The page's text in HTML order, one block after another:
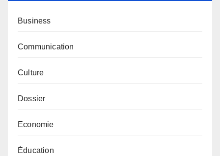
Business
Communication
Culture
Dossier
Economie
Éducation